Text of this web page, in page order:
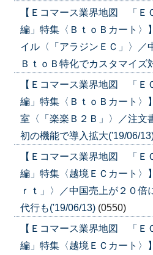
【Ｅコマース業界地図 「Ｅ
編」特集〈ＢｔｏＢカート
イル〈「アラジンＥＣ」〉／
ＢｔｏＢ特化でカスタマイズ
【Ｅコマース業界地図 「Ｅ
編」特集〈ＢｔｏＢカート
室〈「楽楽Ｂ２Ｂ」〉／注文
初の機能で導入拡大('19/06/
【Ｅコマース業界地図 「Ｅ
編」特集〈越境ＥＣカート
ｒｔ」〉／中国売上が２０倍
代行も('19/06/13) (0550)
【Ｅコマース業界地図 「Ｅ
編」特集〈越境ＥＣカート